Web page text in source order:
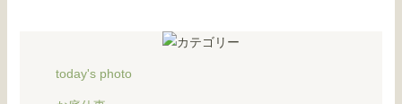
today's photo